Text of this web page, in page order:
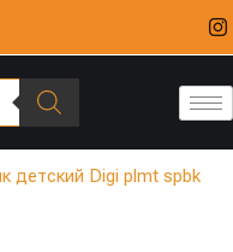
детский Digi plmt spbk